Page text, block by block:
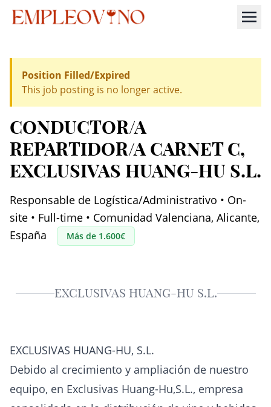
Position Filled/Expired
This job posting is no longer active.
CONDUCTOR/A
REPARTIDOR/A CARNET C,
EXCLUSIVAS HUANG-HU S.L.
Responsable de Logística/Administrativo • On-
site • Full-time • Comunidad Valenciana, Alicante,
España
Más de 1.600€
EXCLUSIVAS HUANG-HU S.L.
EXCLUSIVAS HUANG-HU, S.L.
Debido al crecimiento y ampliación de nuestro
equipo, en Exclusivas Huang-Hu,S.L., empresa